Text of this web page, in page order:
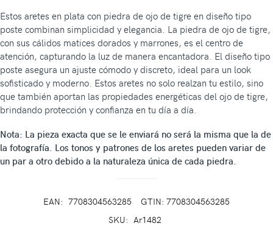
Estos aretes en plata con piedra de ojo de tigre en diseño tipo
poste combinan simplicidad y elegancia. La piedra de ojo de tigre,
con sus cálidos matices dorados y marrones, es el centro de
atención, capturando la luz de manera encantadora. El diseño tipo
poste asegura un ajuste cómodo y discreto, ideal para un look
sofisticado y moderno. Estos aretes no solo realzan tu estilo, sino
que también aportan las propiedades energéticas del ojo de tigre,
brindando protección y confianza en tu día a día.
Nota: La pieza exacta que se le enviará no será la misma que la de
la fotografía. Los tonos y patrones de los aretes pueden variar de
un par a otro debido a la naturaleza única de cada piedra.
EAN: 7708304563285
GTIN: 7708304563285
SKU: Ar1482